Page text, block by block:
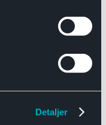
Detaljer